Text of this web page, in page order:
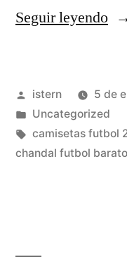
Seguir leyendo
Publicado
por
istern
5 de
Publicado
en
Uncategorized
Etiquetas:
camisetas futbol
chandal futbol